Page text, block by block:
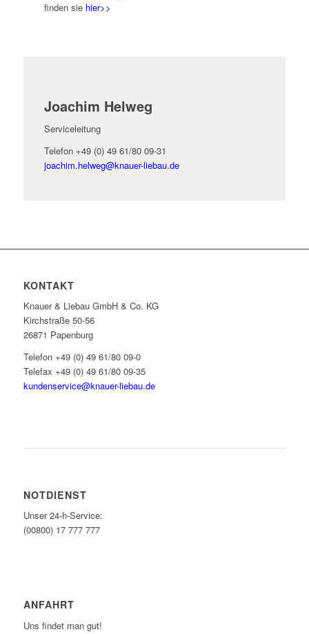
finden sie hier>>
Joachim Helweg
Serviceleitung
Telefon +49 (0) 49 61/80 09-31
joachim.helweg@knauer-liebau.de
KONTAKT
Knauer & Liebau GmbH & Co. KG
Kirchstraße 50-56
26871 Papenburg
Telefon +49 (0) 49 61/80 09-0
Telefax +49 (0) 49 61/80 09-35
kundenservice@knauer-liebau.de
NOTDIENST
Unser 24-h-Service:
(00800) 17 777 777
ANFAHRT
Uns findet man gut!